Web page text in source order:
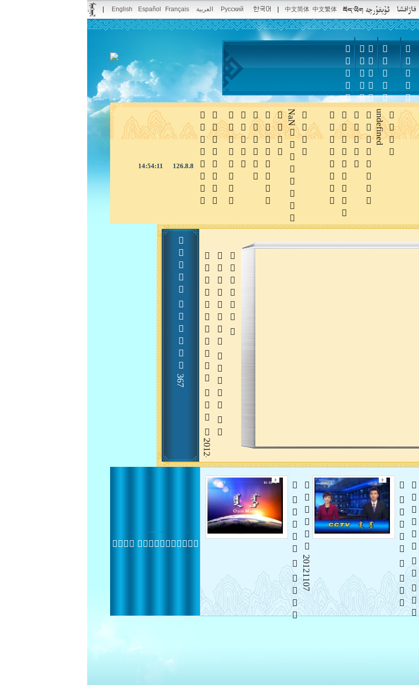
English Español Français العربية Pусский 中文简体 中文繁体

 
 
14:54:11 126.8.8 
 
NaN




 
undefined




  367     
2012-5-18 11:06:50
   20121107
       
   